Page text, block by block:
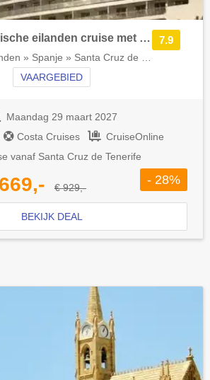
7.9
6 daagse Canarische eilanden cruise met de Costa Smeralda
» Spanje » Santa Cruz de Tenerife
VAARGEBIED
Maandag 29 maart 2027
Costa Cruises
CruiseOnline
vanaf Santa Cruz de Tenerife
€ 929,-
- 28%
BEKIJK DEAL